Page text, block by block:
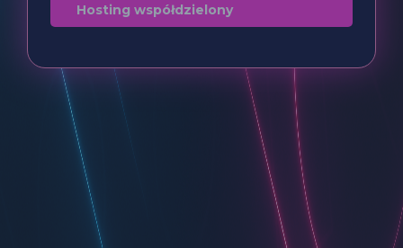
Hosting współdzielony